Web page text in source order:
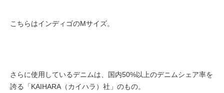
こちらはインディゴのMサイズ。
さらに使用しているデニムは、
国内50%以上のデニムシェア率を
誇る「KAIHARA（カイハラ）社」のもの。